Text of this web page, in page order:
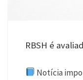
RBSH é
Notícia